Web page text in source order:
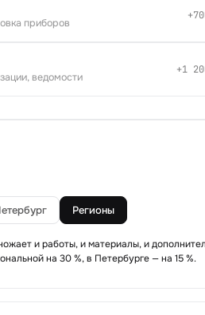
приборов
ведомости
+1
Регионы
и работы, и материалы, и
на 30 %, в Петербурге — на 15 %.